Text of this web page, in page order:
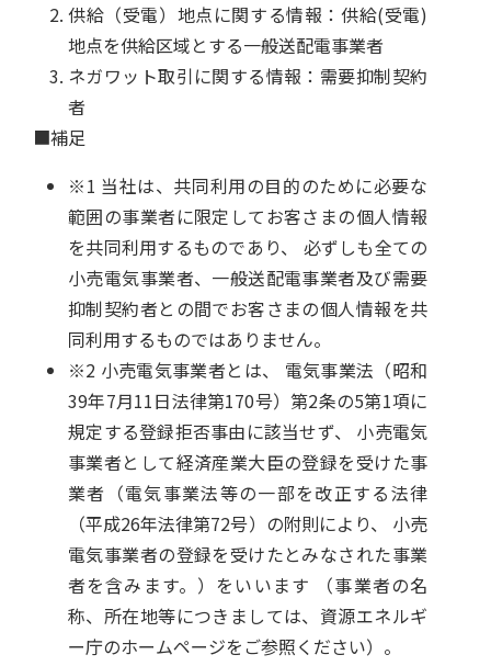
供給（受電）地点に関する情報：供給(受電)
地点を供給区域とする一般送配電事業者
ネガワット取引に関する情報：需要抑制契約
者
■補足
※1 当社は、共同利用の目的のために必要な
範囲の事業者に限定してお客さまの個人情報
を共同利用するものであり、 必ずしも全ての
小売電気事業者、一般送配電事業者及び需要
抑制契約者との間でお客さまの個人情報を共
同利用するものではありません。
※2 小売電気事業者とは、 電気事業法（昭和
39年7月11日法律第170号）第2条の5第1項に
規定する登録拒否事由に該当せず、 小売電気
事業者として経済産業大臣の登録を受けた事
業者（電気事業法等の一部を改正する法律
（平成26年法律第72号）の附則により、 小売
電気事業者の登録を受けたとみなされた事業
者を含みます。）をいいます （事業者の名
称、所在地等につきましては、 資源エネルギ
ー庁のホームページをご参照ください）。